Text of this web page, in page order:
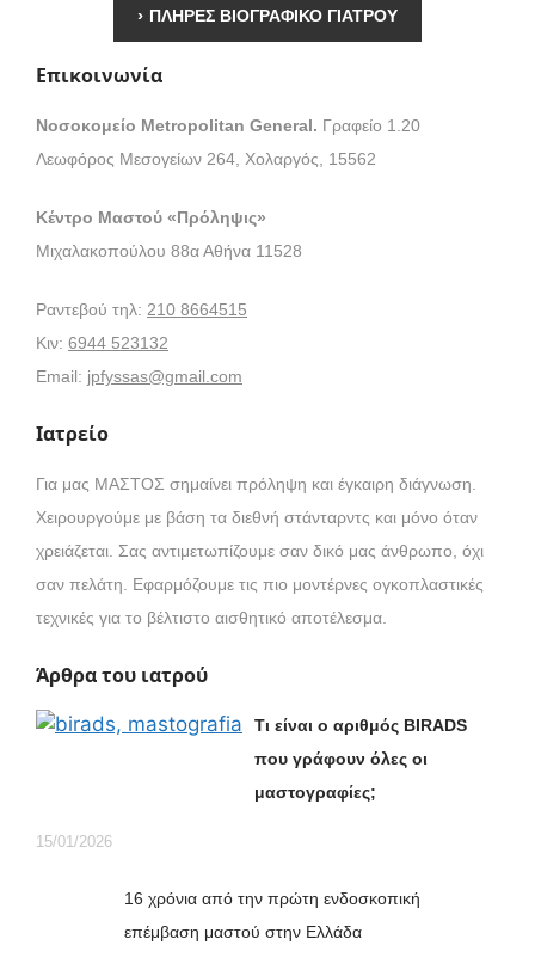
› ΠΛΗΡΕΣ ΒΙΟΓΡΑΦΙΚΟ ΓΙΑΤΡΟΥ
Επικοινωνία
Νοσοκομείο Metropolitan General. Γραφείο 1.20
Λεωφόρος Μεσογείων 264, Χολαργός, 15562
Κέντρο Μαστού «Πρόληψις»
Μιχαλακοπούλου 88α Αθήνα 11528
Ραντεβού τηλ: 210 8664515
Κιν: 6944 523132
Email: jpfyssas@gmail.com
Ιατρείο
Για μας ΜΑΣΤΟΣ σημαίνει πρόληψη και έγκαιρη διάγνωση.
Χειρουργούμε με βάση τα διεθνή στάνταρντς και μόνο όταν
χρειάζεται. Σας αντιμετωπίζουμε σαν δικό μας άνθρωπο, όχι
σαν πελάτη. Εφαρμόζουμε τις πιο μοντέρνες ογκοπλαστικές
τεχνικές για το βέλτιστο αισθητικό αποτέλεσμα.
Άρθρα του ιατρού
Τι είναι ο αριθμός BIRADS
που γράφουν όλες οι
μαστογραφίες;
15/01/2026
16 χρόνια από την πρώτη ενδοσκοπική
επέμβαση μαστού στην Ελλάδα